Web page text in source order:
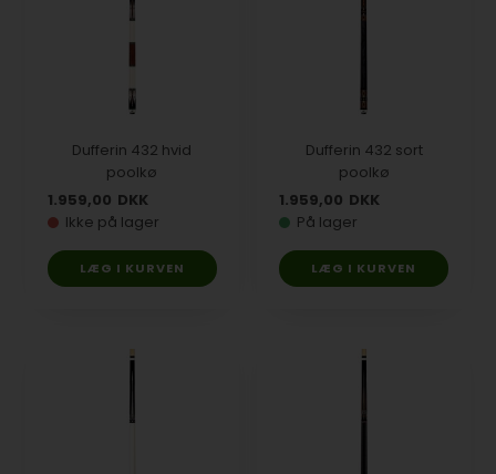
Dufferin 432 hvid
poolkø
1.959,00 DKK
Ikke på lager
Dufferin 432 sort
poolkø
1.959,00 DKK
På lager